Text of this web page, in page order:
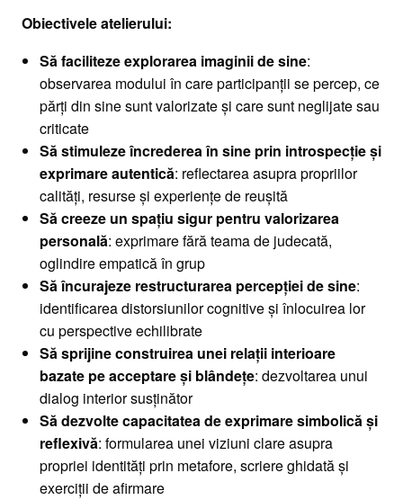
Obiectivele atelierului:
Să faciliteze explorarea imaginii de sine:
observarea modului în care participanții se percep, ce
părți din sine sunt valorizate și care sunt neglijate sau
criticate
Să stimuleze încrederea în sine prin introspecție și
exprimare autentică: reflectarea asupra propriilor
calități, resurse și experiențe de reușită
Să creeze un spațiu sigur pentru valorizarea
personală: exprimare fără teama de judecată,
oglindire empatică în grup
Să încurajeze restructurarea percepției de sine:
identificarea distorsiunilor cognitive și înlocuirea lor
cu perspective echilibrate
Să sprijine construirea unei relații interioare
bazate pe acceptare și blândețe: dezvoltarea unui
dialog interior susținător
Să dezvolte capacitatea de exprimare simbolică și
reflexivă: formularea unei viziuni clare asupra
propriei identități prin metafore, scriere ghidată și
exerciții de afirmare